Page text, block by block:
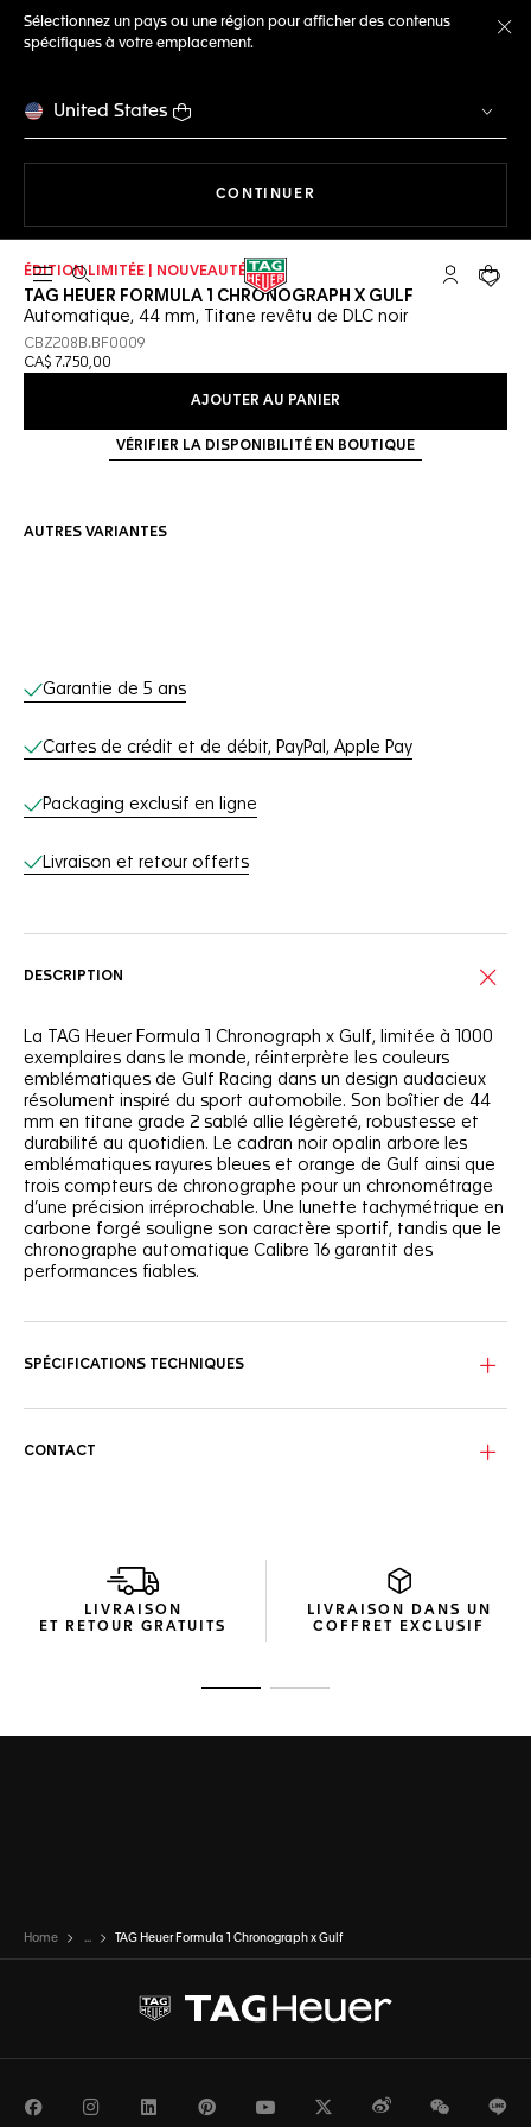
Sélectionnez un pays ou une région pour afficher des contenus
spécifiques à votre emplacement.
United States
CONTINUER
Ouvrir la barre de recherche Compte My
Votre
ÉDITION LIMITÉE | NOUVEAUTÉ
TAG HEUER FORMULA 1 CHRONOGRAPH X GULF
Automatique, 44 mm, Titane revêtu de DLC noir
CBZ208B.BF0009
CA$ 7.750,00
AJOUTER AU PANIER
VÉRIFIER LA DISPONIBILITÉ EN BOUTIQUE
AUTRES VARIANTES
Services en ligne
Garantie de 5 ans
Cartes de crédit et de débit, PayPal, Apple Pay
Packaging exclusif en ligne
Livraison et retour offerts
DESCRIPTION
La TAG Heuer Formula 1 Chronograph x Gulf, limitée à 1000
exemplaires dans le monde, réinterprète les couleurs
emblématiques de Gulf Racing dans un design audacieux
résolument inspiré du sport automobile. Son boîtier de 44
mm en titane grade 2 sablé allie légèreté, robustesse et
durabilité au quotidien. Le cadran noir opalin arbore les
emblématiques rayures bleues et orange de Gulf ainsi que
trois compteurs de chronographe pour un chronométrage
d’une précision irréprochable. Une lunette tachymétrique en
carbone forgé souligne son caractère sportif, tandis que le
chronographe automatique Calibre 16 garantit des
performances fiables.
SPÉCIFICATIONS TECHNIQUES
CONTACT
LIVRAISON
ET RETOUR GRATUITS
LIVRAISON DANS UN
COFFRET EXCLUSIF
Home ... TAG Heuer Formula 1 Chronograph x Gulf
FacebookInstagramLinkedInPinterestYoutubeTwitterWeiboWeChat